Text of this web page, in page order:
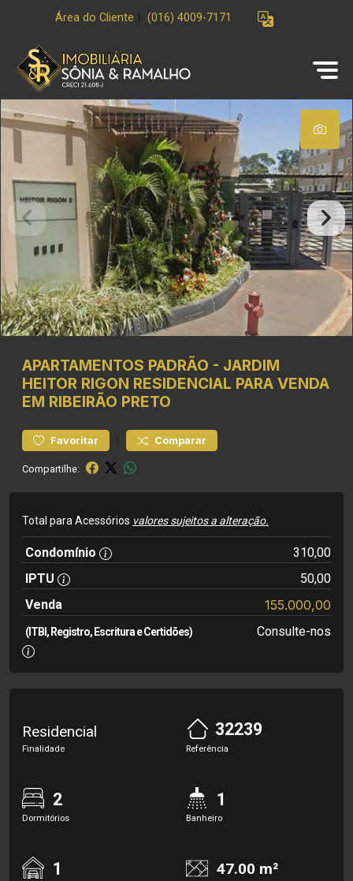
Área do Cliente (016) 4009-7171
APARTAMENTOS PADRÃO - JARDIM
HEITOR RIGON RESIDENCIAL PARA VENDA
EM RIBEIRÃO PRETO
Favoritar Comparar
Compartilhe:
Total para Acessórios valores sujeitos a alteração.
Condomínio
310,00
IPTU
50,00
Venda
155.000,00
(ITBI, Registro, Escritura e Certidões) Consulte-nos
Residencial
Finalidade
32239
Referência
2
Dormitórios
1
Banheiro
1 47.00 m²